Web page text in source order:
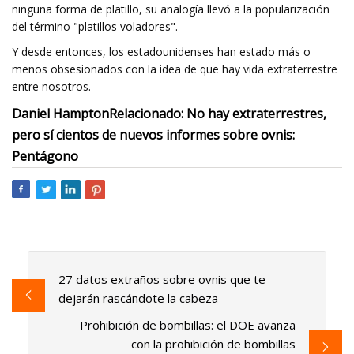
ninguna forma de platillo, su analogía llevó a la popularización
del término "platillos voladores".
Y desde entonces, los estadounidenses han estado más o
menos obsesionados con la idea de que hay vida extraterrestre
entre nosotros.
Daniel HamptonRelacionado: No hay extraterrestres,
pero sí cientos de nuevos informes sobre ovnis:
Pentágono
27 datos extraños sobre ovnis que te
dejarán rascándote la cabeza
Prohibición de bombillas: el DOE avanza
con la prohibición de bombillas